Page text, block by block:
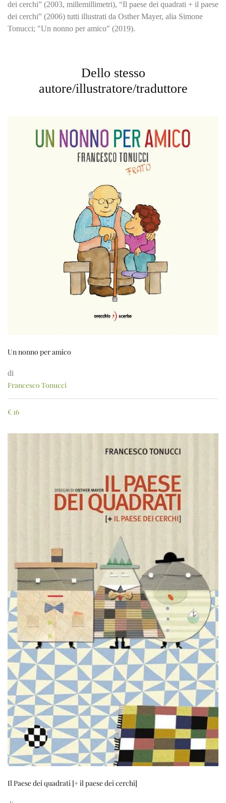
dei cerchi” (2003, millemillimetri), “Il paese dei quadrati + il paese
dei cerchi” (2006) tutti illustrati da Osther Mayer, alia Simone
Tonucci; "Un nonno per amico" (2019).
Dello stesso
autore/illustratore/traduttore
Un nonno per amico
di
Francesco Tonucci
€ 16
Il Paese dei quadrati [+ il paese dei cerchi]